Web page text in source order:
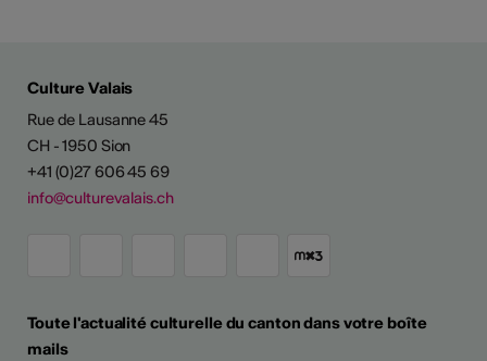
Culture Valais
Rue de Lausanne 45
CH - 1950 Sion
+41 (0)27 606 45 69
info@culturevalais.ch
Toute l'actualité culturelle du canton dans votre boîte
mails